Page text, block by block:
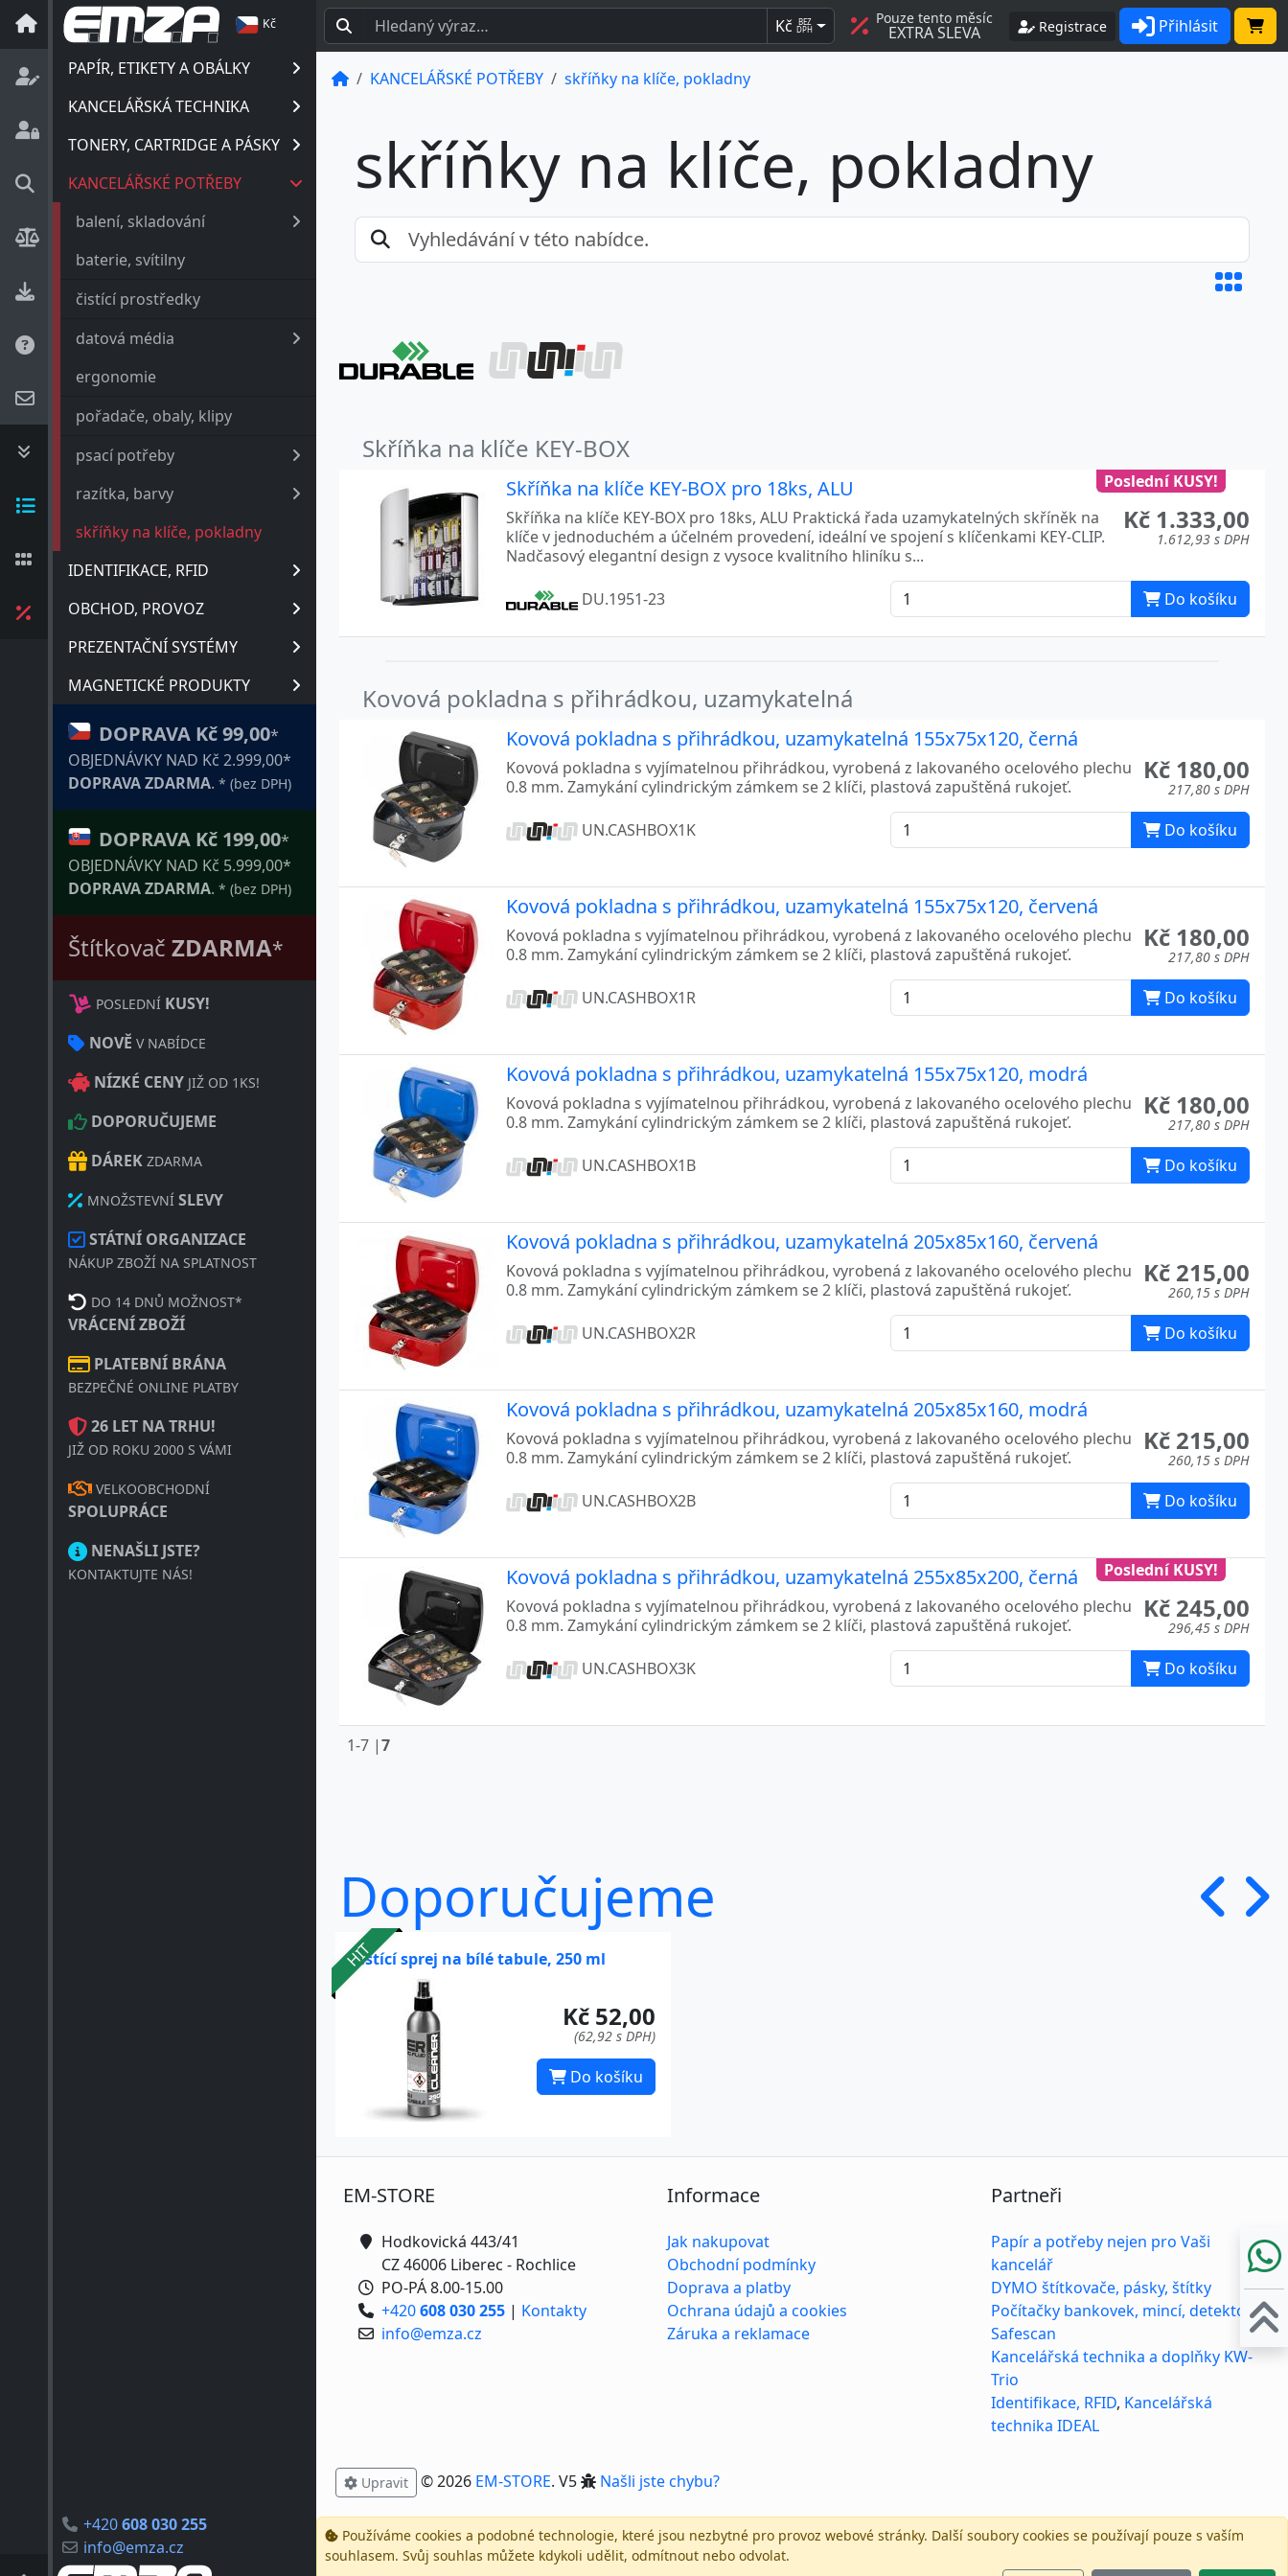
Kč
PAPÍR, ETIKETY A OBÁLKY
KANCELÁŘSKÁ TECHNIKA
TONERY, CARTRIDGE A PÁSKY
KANCELÁŘSKÉ POTŘEBY
balení, skladování
baterie, svítilny
čistící prostředky
datová média
ergonomie
pořadače, obaly, klipy
psací potřeby
razítka, barvy
skříňky na klíče, pokladny
IDENTIFIKACE, RFID
OBCHOD, PROVOZ
PREZENTAČNÍ SYSTÉMY
MAGNETICKÉ PRODUKTY
DOPRAVA Kč 99,00*
OBJEDNÁVKY NAD Kč 2.999,00*
DOPRAVA ZDARMA. * (bez DPH)
DOPRAVA Kč 199,00*
OBJEDNÁVKY NAD Kč 5.999,00*
DOPRAVA ZDARMA. * (bez DPH)
Štítkovač ZDARMA*
POSLEDNÍ KUSY!
NOVĚ V NABÍDCE
NÍZKÉ CENY JIŽ OD 1KS!
DOPORUČUJEME
DÁREK ZDARMA
MNOŽSTEVNÍ SLEVY
STÁTNÍ ORGANIZACE
NÁKUP ZBOŽÍ NA SPLATNOST
DO 14 DNŮ MOŽNOST*
VRÁCENÍ ZBOŽÍ
PLATEBNÍ BRÁNA
BEZPEČNÉ ONLINE PLATBY
26 LET NA TRHU!
JIŽ OD ROKU 2000 S VÁMI
VELKOOBCHODNÍ
SPOLUPRÁCE
NENAŠLI JSTE?
KONTAKTUJTE NÁS!
+420608 030 255
info@emza.cz
Kč BEZ
DPH
Pouze tento měsíc
EXTRA SLEVA Registrace Přihlásit
KANCELÁŘSKÉ POTŘEBY skříňky na klíče, pokladny
skříňky na klíče, pokladny
Skříňka na klíče KEY-BOX
Poslední KUSY!
Skříňka na klíče KEY-BOX pro 18ks, ALU
Kč 1.333,00
1.612,93 s DPH
Skříňka na klíče KEY-BOX pro 18ks, ALU Praktická řada uzamykatelných skříněk na
klíče v jednoduchém a účelném provedení, ideální ve spojení s klíčenkami KEY-CLIP.
Nadčasový elegantní design z vysoce kvalitního hliníku s...
DU.1951-23 Do košíku
Kovová pokladna s přihrádkou, uzamykatelná
Kovová pokladna s přihrádkou, uzamykatelná 155x75x120, černá
Kč 180,00
217,80 s DPH
Kovová pokladna s vyjímatelnou přihrádkou, vyrobená z lakovaného ocelového plechu
0.8 mm. Zamykání cylindrickým zámkem se 2 klíči, plastová zapuštěná rukojeť.
UN.CASHBOX1K Do košíku
Kovová pokladna s přihrádkou, uzamykatelná 155x75x120, červená
Kč 180,00
217,80 s DPH
Kovová pokladna s vyjímatelnou přihrádkou, vyrobená z lakovaného ocelového plechu
0.8 mm. Zamykání cylindrickým zámkem se 2 klíči, plastová zapuštěná rukojeť.
UN.CASHBOX1R Do košíku
Kovová pokladna s přihrádkou, uzamykatelná 155x75x120, modrá
Kč 180,00
217,80 s DPH
Kovová pokladna s vyjímatelnou přihrádkou, vyrobená z lakovaného ocelového plechu
0.8 mm. Zamykání cylindrickým zámkem se 2 klíči, plastová zapuštěná rukojeť.
UN.CASHBOX1B Do košíku
Kovová pokladna s přihrádkou, uzamykatelná 205x85x160, červená
Kč 215,00
260,15 s DPH
Kovová pokladna s vyjímatelnou přihrádkou, vyrobená z lakovaného ocelového plechu
0.8 mm. Zamykání cylindrickým zámkem se 2 klíči, plastová zapuštěná rukojeť.
UN.CASHBOX2R Do košíku
Kovová pokladna s přihrádkou, uzamykatelná 205x85x160, modrá
Kč 215,00
260,15 s DPH
Kovová pokladna s vyjímatelnou přihrádkou, vyrobená z lakovaného ocelového plechu
0.8 mm. Zamykání cylindrickým zámkem se 2 klíči, plastová zapuštěná rukojeť.
UN.CASHBOX2B Do košíku
Poslední KUSY!
Kovová pokladna s přihrádkou, uzamykatelná 255x85x200, černá
Kč 245,00
296,45 s DPH
Kovová pokladna s vyjímatelnou přihrádkou, vyrobená z lakovaného ocelového plechu
0.8 mm. Zamykání cylindrickým zámkem se 2 klíči, plastová zapuštěná rukojeť.
UN.CASHBOX3K Do košíku
1-7 |7
Doporučujeme
HIT
Čistící sprej na bílé tabule, 250 ml
Kč 52,00
(62,92 s DPH)
Do košíku
EM-STORE
Hodkovická 443/41
CZ 46006 Liberec - Rochlice
PO-PÁ 8.00-15.00
+420608 030 255 | Kontakty
info@emza.cz
Informace
Jak nakupovat
Obchodní podmínky
Doprava a platby
Ochrana údajů a cookies
Záruka a reklamace
Partneři
Papír a potřeby nejen pro Vaši
kancelář
DYMO štítkovače, pásky, štítky
Počítačky bankovek, mincí, detektory
Safescan
Kancelářská technika a doplňky KW-
Trio
Identifikace, RFID, Kancelářská
technika IDEAL
Upravit © 2026 EM-STORE. V5 Našli jste chybu?
Používáme cookies a podobné technologie, které jsou nezbytné pro provoz webové stránky. Další soubory cookies se používají pouze s vaším
souhlasem. Svůj souhlas můžete kdykoli udělit, odmítnout nebo odvolat.